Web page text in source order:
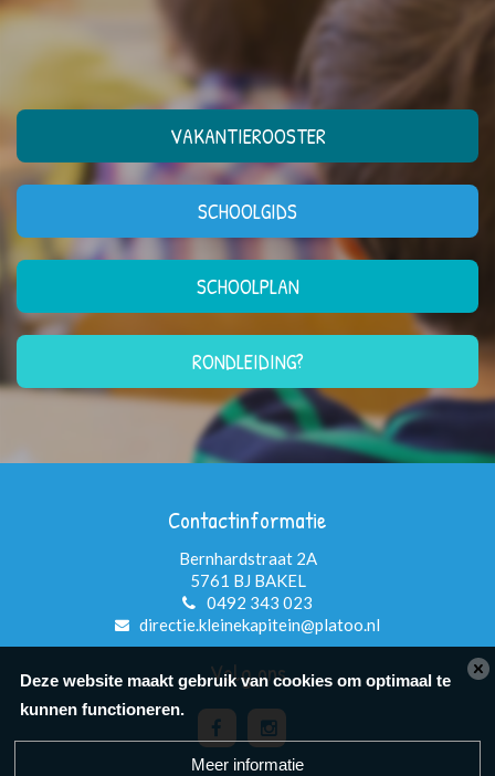
VAKANTIEROOSTER
SCHOOLGIDS
SCHOOLPLAN
RONDLEIDING?
Contactinformatie
Bernhardstraat 2A
5761 BJ BAKEL
0492 343 023
directie.kleinekapitein@platoo.nl
Volg ons
Deze website maakt gebruik van cookies om optimaal te
kunnen functioneren.
Meer informatie